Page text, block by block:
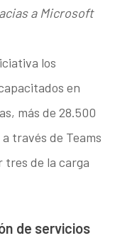
a Microsoft
los
en
más de 28.500
través de Teams
tres de la carga
de servicios